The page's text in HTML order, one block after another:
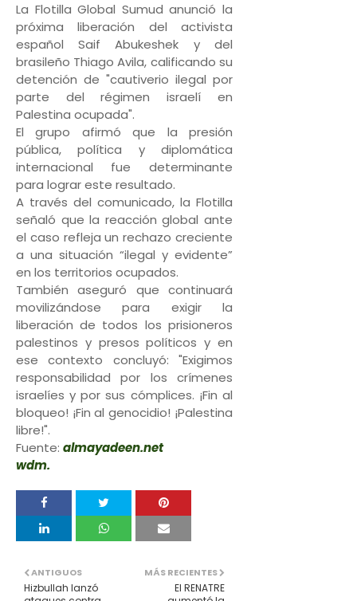
La Flotilla Global Sumud anunció la
próxima liberación del activista
español Saif Abukeshek y del
brasileño Thiago Avila, calificando su
detención de "cautiverio ilegal por
parte del régimen israelí en
Palestina ocupada".
El grupo afirmó que la presión
pública, política y diplomática
internacional fue determinante
para lograr este resultado.
A través del comunicado, la Flotilla
señaló que la reacción global ante
el caso refleja un rechazo creciente
a una situación “ilegal y evidente”
en los territorios ocupados.
También aseguró que continuará
movilizándose para exigir la
liberación de todos los prisioneros
palestinos y presos políticos y en
ese contexto concluyó: "Exigimos
responsabilidad por los crímenes
israelíes y por sus cómplices. ¡Fin al
bloqueo! ¡Fin al genocidio! ¡Palestina
libre!".
Fuente: almayadeen.net
wdm.
MÁS RECIENTES
El RENATRE
ANTIGUOS
Hizbullah lanzó